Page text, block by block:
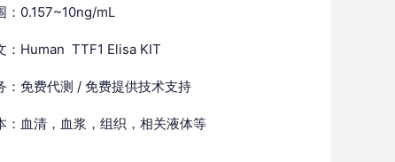
：0.157~10ng/mL
：Human TTF1 Elisa KIT
：免费代测 / 免费提供技术支持
：血清，血浆，组织，相关液体等